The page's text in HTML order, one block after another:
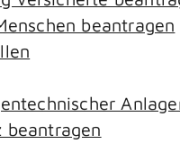
beantragen
beantragen